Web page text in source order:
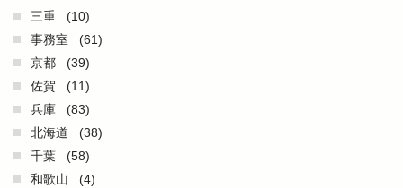
三重
(10)
事務室
(61)
京都
(39)
佐賀
(11)
兵庫
(83)
北海道
(38)
千葉
(58)
和歌山
(4)